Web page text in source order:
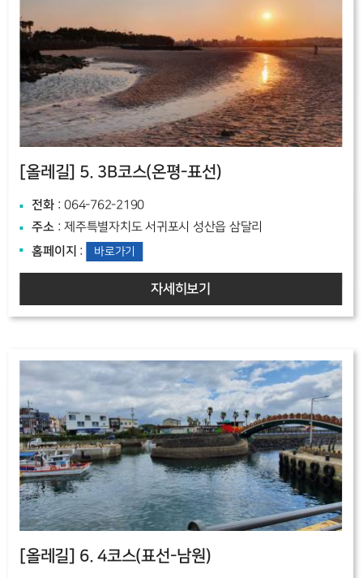
[올레길] 5. 3B코스(온평-표선)
전화 : 064-762-2190
주소 : 제주특별자치도 서귀포시 성산읍 삼달리
홈페이지 : 바로가기
자세히보기
[올레길] 6. 4코스(표선-남원)